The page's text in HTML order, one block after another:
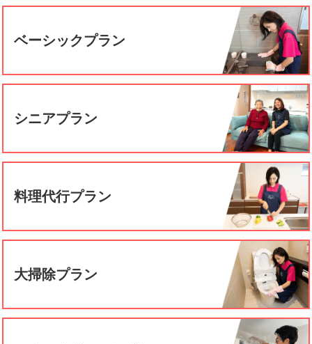
ベーシックプラン
シニアプラン
料理代行プラン
大掃除プラン